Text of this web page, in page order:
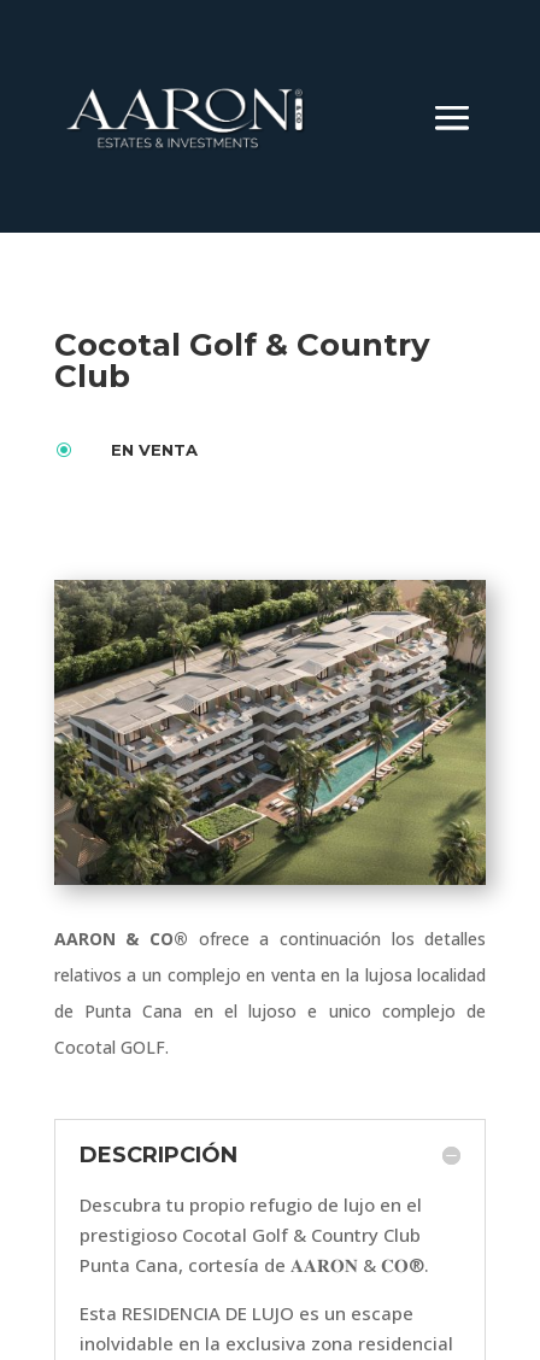
Cocotal Golf & Country
Club
\ EN VENTA
AARON & CO® ofrece a continuación los detalles
relativos a un complejo en venta en la lujosa localidad
de Punta Cana en el lujoso e unico complejo de
Cocotal GOLF.
DESCRIPCIÓN
Descubra ​tu propio refugio de lujo en el
prestigioso Cocotal Golf & Country Club
Punta Cana, cortesía de 𝐀𝐀𝐑𝐎𝐍 & 𝐂𝐎®.
​E​sta RESIDENCIA DE LUJO es un escape
inolvidable en la exclusiva zona residencial